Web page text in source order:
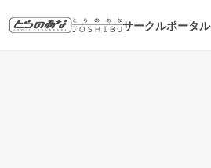
サークルポータル